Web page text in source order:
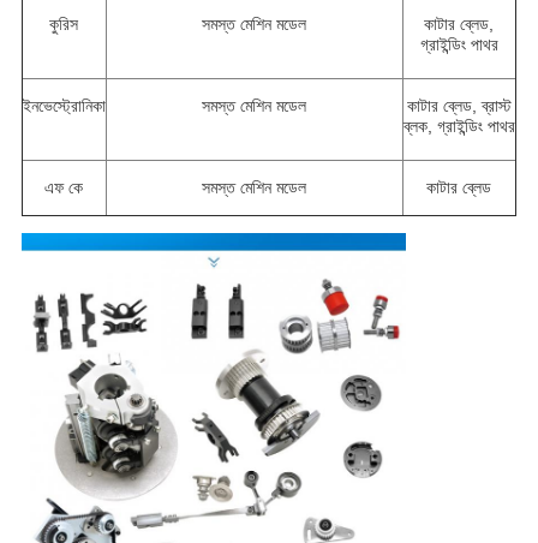
কুরিস সমস্ত মেশিন মডেল
কাটার ব্লেড,
গ্রাইন্ডিং পাথর
ইনভেস্ট্রোনিকা সমস্ত মেশিন মডেল
কাটার ব্লেড, ব্রাস্ট
ব্লক, গ্রাইন্ডিং পাথর
এফ কে সমস্ত মেশিন মডেল কাটার ব্লেড